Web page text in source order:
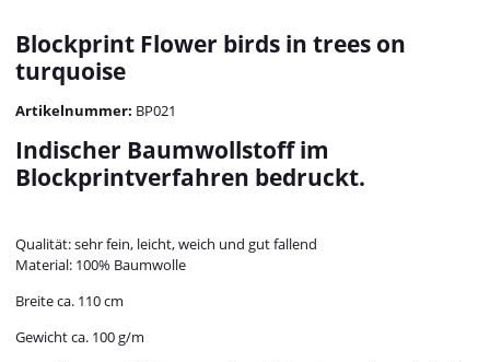
Blockprint Flower birds in trees on
turquoise
Artikelnummer: BP021
Indischer Baumwollstoff im
Blockprintverfahren bedruckt.
Qualität: sehr fein, leicht, weich und gut fallend
Material: 100% Baumwolle
Breite ca. 110 cm
Gewicht ca. 100 g/m